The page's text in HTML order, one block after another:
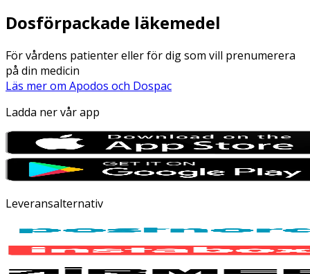
Dosförpackade läkemedel
För vårdens patienter eller för dig som vill prenumerera
på din medicin
Läs mer om Apodos och Dospac
Ladda ner vår app
Leveransalternativ